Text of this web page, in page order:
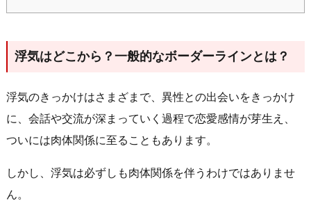
浮気はどこから？一般的なボーダーラインとは？
浮気のきっかけはさまざまで、異性との出会いをきっかけ
に、会話や交流が深まっていく過程で恋愛感情が芽生え、
ついには肉体関係に至ることもあります。
しかし、浮気は必ずしも肉体関係を伴うわけではありませ
ん。